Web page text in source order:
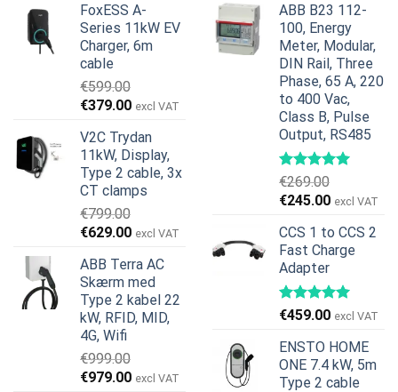
FoxESS A-
Series 11kW EV
Charger, 6m
cable
€599.00
Den
pris
var:
€599.00.
€379.00Den
pris
er:
€379.00.
excl VAT
V2C Trydan
11kW, Display,
Type 2 cable, 3x
CT clamps
€799.00
Den
pris
var:
€799.00.
€629.00Den
pris
er:
€629.00.
excl VAT
ABB Terra AC
Skærm med
Type 2 kabel 22
kW, RFID, MID,
4G, Wifi
€999.00
Den
€979.00Den
excl VAT
ABB B23 112-
100, Energy
Meter, Modular,
DIN Rail, Three
Phase, 65 A, 220
to 400 Vac,
Class B, Pulse
Output, RS485
€269.00
Den
pris
var:
€269.00.
€245.00Den
pris
er:
excl VAT
CCS 1 to CCS 2
Fast Charge
Adapter
€459.00 excl VAT
ENSTO HOME
ONE 7.4 kW, 5m
Type 2 cable